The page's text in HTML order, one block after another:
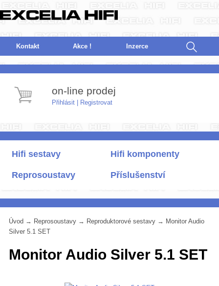
Kontakt Akce ! nzerce
on-line prodej
Přihlásit Registrovat
Hifi sestavy Hifi komponenty
Reprosoustavy Příslušenství
Úvod → Reprosoustavy → Reproduktorové sestavy → Monitor Audio
Silver 5.1 SET
Monitor Audio Silver 5.1 SET